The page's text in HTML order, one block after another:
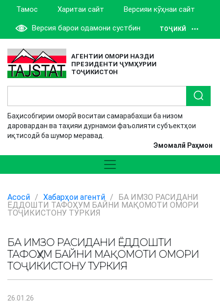
Тамос Харитаи сайт Версияи кӯҳнаи сайт
Версия барои одамони сустбин ТОҶИКӢ
АГЕНТИИ ОМОРИ НАЗДИ
ПРЕЗИДЕНТИ ҶУМҲУРИИ
ТОҶИКИСТОН
Баҳисобгирии оморӣ воситаи самарабахши ба низом
даровардан ва таҳияи дурнамои фаъолияти субъектҳои
иқтисодӣ ба шумор меравад.
Эмомалӣ Раҳмон
Асосӣ / Хабарҳои агентӣ /
БА ИМЗО РАСИДАНИ
ЁДДОШТИ ТАФОҲУМ БАЙНИ МАҚОМОТИ ОМОРИ
ТОҶИКИСТОНУ ТУРКИЯ
БА ИМЗО РАСИДАНИ ЁДДОШТИ
ТАФОҲУМ БАЙНИ МАҚОМОТИ ОМОРИ
ТОҶИКИСТОНУ ТУРКИЯ
26.01.26